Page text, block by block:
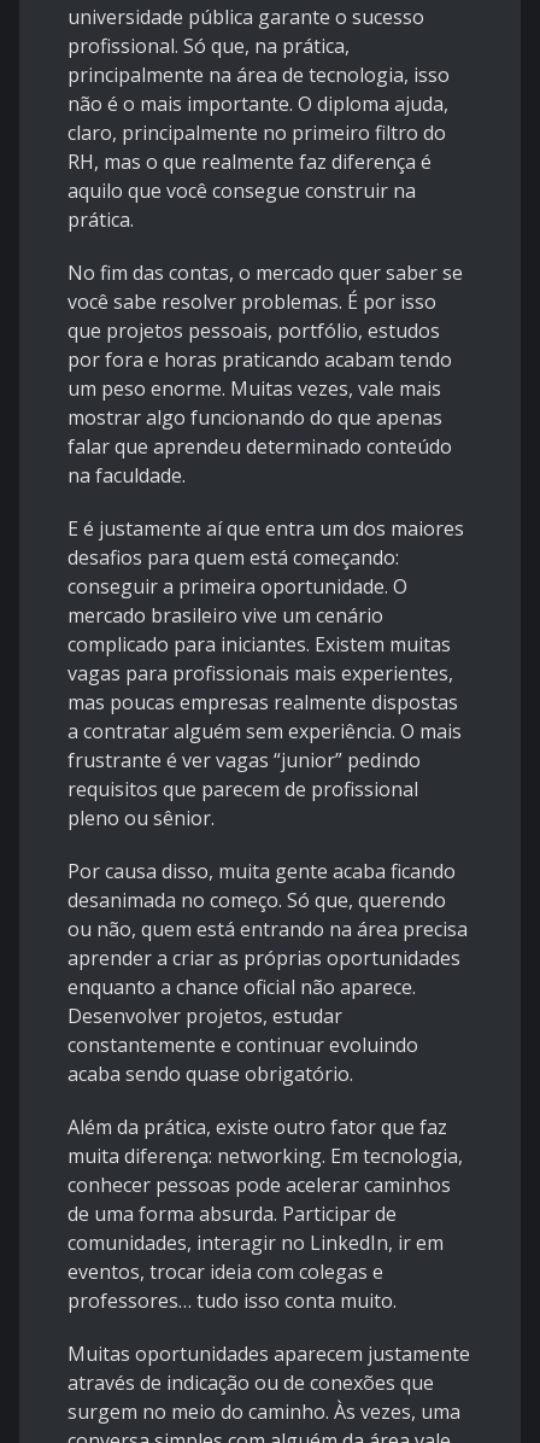
universidade pública garante o sucesso
profissional. Só que, na prática,
principalmente na área de tecnologia, isso
não é o mais importante. O diploma ajuda,
claro, principalmente no primeiro filtro do
RH, mas o que realmente faz diferença é
aquilo que você consegue construir na
prática.
No fim das contas, o mercado quer saber se
você sabe resolver problemas. É por isso
que projetos pessoais, portfólio, estudos
por fora e horas praticando acabam tendo
um peso enorme. Muitas vezes, vale mais
mostrar algo funcionando do que apenas
falar que aprendeu determinado conteúdo
na faculdade.
E é justamente aí que entra um dos maiores
desafios para quem está começando:
conseguir a primeira oportunidade. O
mercado brasileiro vive um cenário
complicado para iniciantes. Existem muitas
vagas para profissionais mais experientes,
mas poucas empresas realmente dispostas
a contratar alguém sem experiência. O mais
frustrante é ver vagas “junior” pedindo
requisitos que parecem de profissional
pleno ou sênior.
Por causa disso, muita gente acaba ficando
desanimada no começo. Só que, querendo
ou não, quem está entrando na área precisa
aprender a criar as próprias oportunidades
enquanto a chance oficial não aparece.
Desenvolver projetos, estudar
constantemente e continuar evoluindo
acaba sendo quase obrigatório.
Além da prática, existe outro fator que faz
muita diferença: networking. Em tecnologia,
conhecer pessoas pode acelerar caminhos
de uma forma absurda. Participar de
comunidades, interagir no LinkedIn, ir em
eventos, trocar ideia com colegas e
professores… tudo isso conta muito.
Muitas oportunidades aparecem justamente
através de indicação ou de conexões que
surgem no meio do caminho. Às vezes, uma